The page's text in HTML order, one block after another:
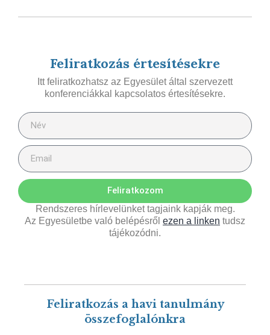
Feliratkozás értesítésekre
Itt feliratkozhatsz az Egyesület által szervezett
konferenciákkal kapcsolatos értesítésekre.
Feliratkozom
Rendszeres hírlevelünket tagjaink kapják meg.
Az Egyesületbe való belépésről ezen a linken tudsz
tájékozódni.
Feliratkozás a havi tanulmány
összefoglalónkra